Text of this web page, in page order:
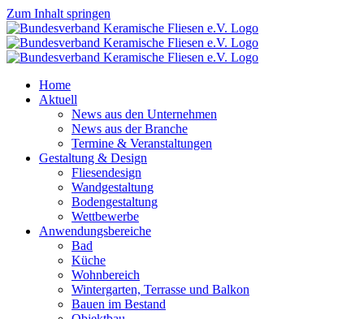
Zum Inhalt springen
Home
Aktuell
News aus den Unternehmen
News aus der Branche
Termine & Veranstaltungen
Gestaltung & Design
Fliesendesign
Wandgestaltung
Bodengestaltung
Wettbewerbe
Anwendungsbereiche
Bad
Küche
Wohnbereich
Wintergarten, Terrasse und Balkon
Bauen im Bestand